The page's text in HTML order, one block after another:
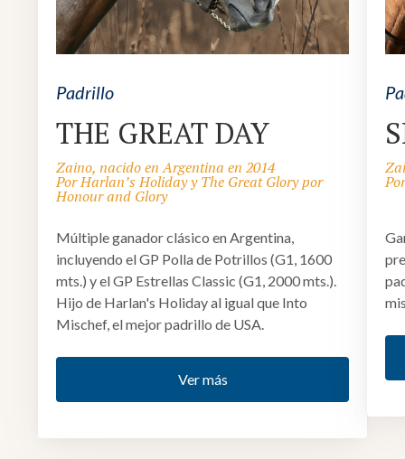
Padrillo
THE GREAT DAY
Zaino, nacido en Argentina en 2014
Por Harlan’s Holiday y The Great Glory por
Honour and Glory
Múltiple ganador clásico en Argentina,
incluyendo el GP Polla de Potrillos (G1, 1600
mts.) y el GP Estrellas Classic (G1, 2000 mts.).
Hijo de Harlan's Holiday al igual que Into
Mischef, el mejor padrillo de USA.
Ver más